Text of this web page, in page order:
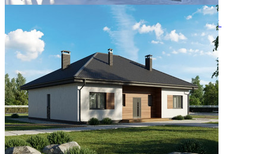
Двухэтажный дом 366м² в КП Заповедник
28.07.2026